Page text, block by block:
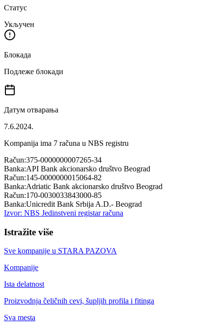
Статус
Укључен
Блокада
Подлеже блокади
Датум отварања
7.6.2024.
Kompanija ima 7 računa u NBS registru
Račun:375-0000000007265-34
Banka:API Bank akcionarsko društvo Beograd
Račun:145-0000000015064-82
Banka:Adriatic Bank akcionarsko društvo Beograd
Račun:170-0030033843000-85
Banka:Unicredit Bank Srbija A.D.- Beograd
Izvor: NBS Jedinstveni registar računa
Istražite više
Sve kompanije u STARA PAZOVA
Kompanije
Ista delatnost
Proizvodnja čeličnih cevi, šupljih profila i fitinga
Sva mesta